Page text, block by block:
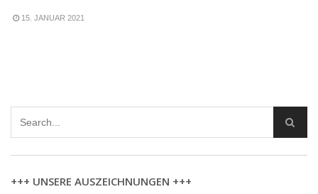
15. JANUAR 2021
+++ UNSERE AUSZEICHNUNGEN +++